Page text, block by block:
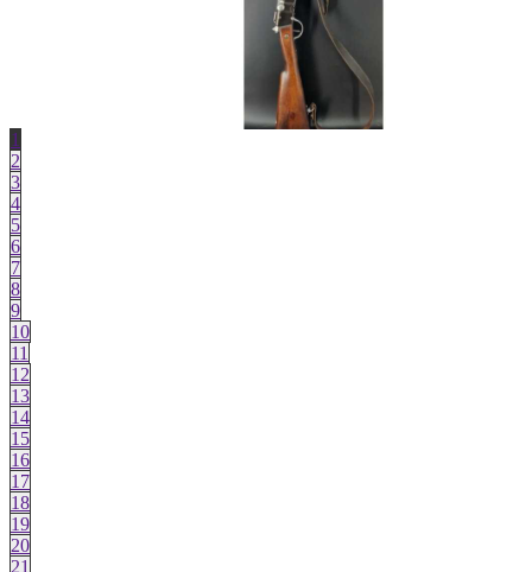
1
2
3
4
5
6
7
8
9
10
11
12
13
14
15
16
17
18
19
20
21